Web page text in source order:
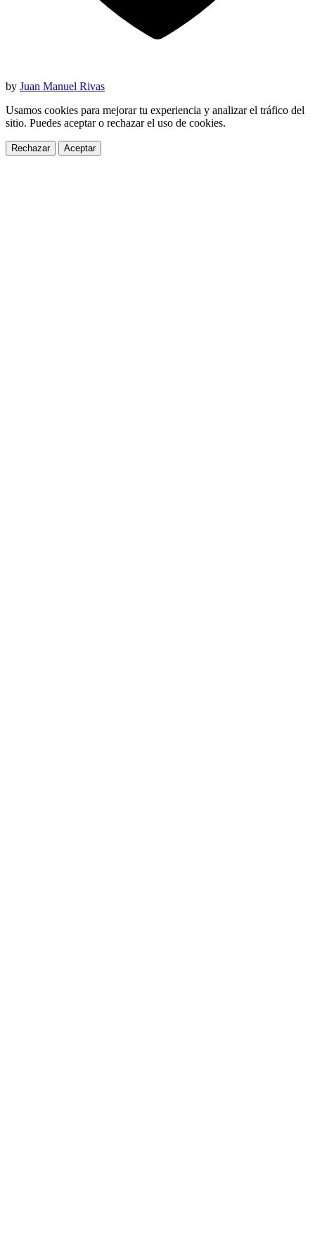
by Juan Manuel Rivas
Usamos cookies para mejorar tu experiencia y analizar el tráfico del
sitio. Puedes aceptar o rechazar el uso de cookies.
Rechazar Aceptar